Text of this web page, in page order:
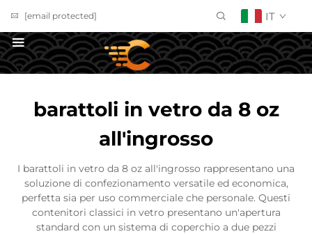
[email protected] IT
barattoli in vetro da 8 oz
all'ingrosso
I barattoli in vetro da 8 oz all'ingrosso rappresentano una
soluzione di confezionamento versatile ed economica,
perfetta sia per uso commerciale che personale. Questi
contenitori classici in vetro presentano un'apertura
standard con un sistema di coperchio a due pezzi